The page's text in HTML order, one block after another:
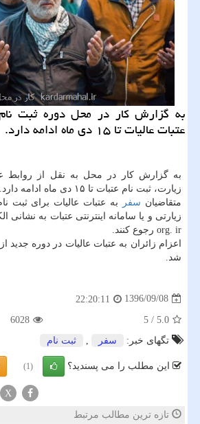
به گزارش كار در محل دوره ثبت
عتبات عالیات تا ۱۵ دی ماه ادامه دارد.
به گزارش كار در محل به نقل از
زیارت، ثبت نام عتبات تا ۱۵ دی ماه ادامه دارد.
متقاضیان سفر به عتبات عالیات برای ثبت
org. ir رجوع كنند.
شد.
1396/09/08
22:20:11
5.0
/
5
6028
تگهای خبر:
سفر , ثبت نام
این مطلب را می پسندید؟ (1)
X
تازه ترین مطالب مرتبط